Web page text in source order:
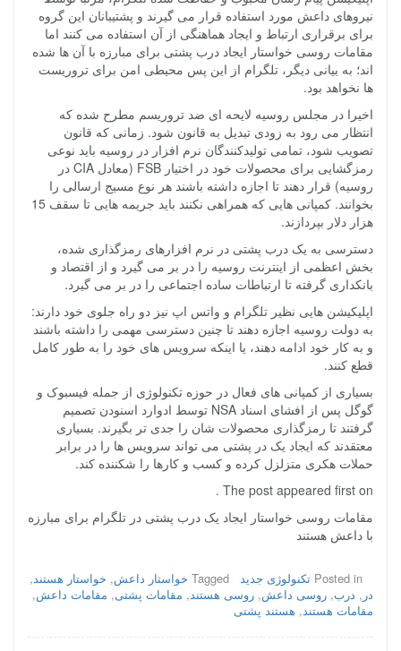
نیروهای داعش مورد استفاده قرار می گیرند و پشتیبانان این گروه
برای برقراری ارتباط و ایجاد هماهنگی از آن استفاده می کنند اما
مقامات روسی خواستار ایجاد درب پشتی برای مبارزه با آن ها شده
اند؛ به بیانی دیگر، تلگرام از این پس محیطی امن برای تروریست
ها نخواهد بود.
اخیرا در مجلس روسیه لایحه ای ضد تروریسم مطرح شده که
انتظار می رود به زودی تبدیل به قانون شود. زمانی که قانون
تصویب شود، تمامی تولیدکنندگان نرم افزار در روسیه باید نوعی
رمزگشایی برای محصولات خود در اختیار FSB (معادل CIA در
روسیه) قرار دهند تا اجازه داشته باشند هر نوع مسیج ارسالی را
بخوانند. کمپانی هایی که همراهی نکنند باید جریمه هایی تا سقف 15
هزار دلار بپردازند.
دسترسی به یک درب پشتی در نرم افزارهای رمزگذاری شده،
بخش اعظمی از اینترنت روسیه را در بر می گیرد و از اقتصاد و
بانکداری گرفته تا ارتباطات ساده اجتماعی را در بر می گیرد.
اپلیکیشن هایی نظیر تلگرام و واتس اپ نیز دو راه جلوی خود دارند:
به دولت روسیه اجازه دهند تا چنین دسترسی مهمی را داشته باشند
و به کار خود ادامه دهند، یا اینکه سرویس های خود را به طور کامل
قطع کنند.
بسیاری از کمپانی های فعال در حوزه تکنولوژی از جمله فیسبوک و
گوگل پس از افشای اسناد NSA توسط ادوارد اسنودن تصمیم
گرفتند تا رمزگذاری محصولات شان را جدی تر بگیرند. بسیاری
معتقدند که ایجاد یک در پشتی می تواند سرویس ها را در برابر
حملات هکری متزلزل کرده و کسب و کارها را شکننده کند.
The post appeared first on .
مقامات روسی خواستار ایجاد یک درب پشتی در تلگرام برای مبارزه
با داعش هستند
Posted in تکنولوژی جدید Tagged خواستار داعش, خواستار هستند,
در , درب, روسی داعش, روسی هستند, مقامات پشتی, مقامات داعش,
مقامات هستند, هستند پشتی